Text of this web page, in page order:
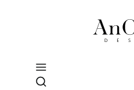
Otwórz wyszukiwarkę